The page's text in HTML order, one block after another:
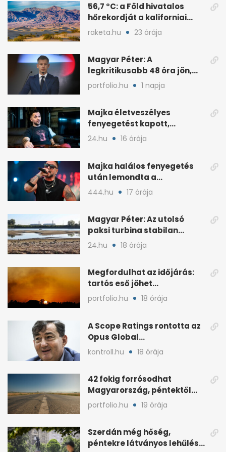
56,7 °C: a Föld hivatalos
hőrekordját a kaliforniai
Death Valley tartja
raketa.hu 23 órája
Magyar Péter: A
legkritikusabb 48 óra jön,
ahol lehet, legyen home
office
portfolio.hu 1 napja
Majka életveszélyes
fenyegetést kapott,
lemondta az erdélyi
24.hu 16 órája
Majka halálos fenyegetés
után lemondta a
sepsiszentgyörgyi koncertet
444.hu 17 órája
Magyar Péter: Az utolsó
paksi turbina stabilan
termel
24.hu 18 órája
Megfordulhat az időjárás:
tartós eső jöhet
Magyarországra a hónap
végén
portfolio.hu 18 órája
A Scope Ratings rontotta az
Opus Global
kötvénybesorolását
kontroll.hu 18 órája
42 fokig forrósodhat
Magyarország, péntektől
zivatarok hűtenek
portfolio.hu 19 órája
Szerdán még hőség,
péntekre látványos lehűlés